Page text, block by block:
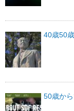
40歳50
50歳か